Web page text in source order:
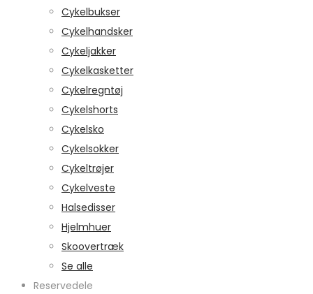
Cykelbukser
Cykelhandsker
Cykeljakker
Cykelkasketter
Cykelregntøj
Cykelshorts
Cykelsko
Cykelsokker
Cykeltrøjer
Cykelveste
Halsedisser
Hjelmhuer
Skoovertræk
Se alle
Reservedele